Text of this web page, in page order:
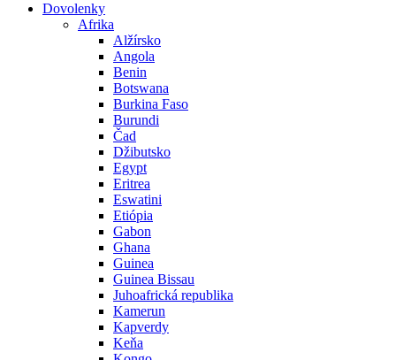
Dovolenky
Afrika
Alžírsko
Angola
Benin
Botswana
Burkina Faso
Burundi
Čad
Džibutsko
Egypt
Eritrea
Eswatini
Etiópia
Gabon
Ghana
Guinea
Guinea Bissau
Juhoafrická republika
Kamerun
Kapverdy
Keňa